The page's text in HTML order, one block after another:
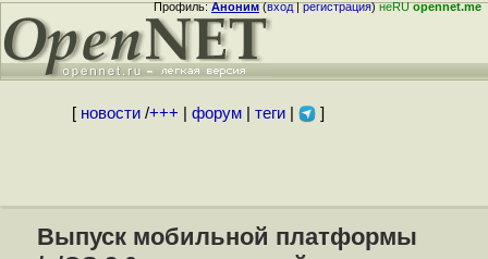
Профиль:Аноним(вход|регистрация)неRUopennet.me
[ новости/+++ форум| теги| ]
Выпуск мобильной платформы